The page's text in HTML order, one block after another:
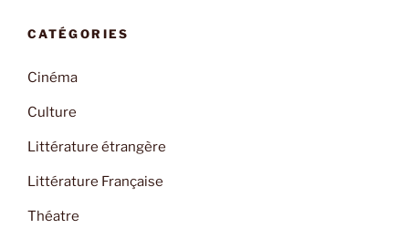
CATÉGORIES
Cinéma
Culture
Littérature étrangère
Littérature Française
Théatre